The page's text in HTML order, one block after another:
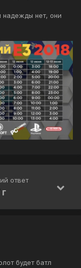
надежды нет, они
ответ
будет батл